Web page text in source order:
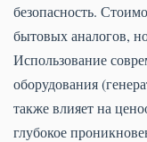
безопасность.
бытовых аналогов,
Использование
оборудования
также влияет на
глубокое